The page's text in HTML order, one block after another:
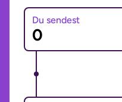
Du sendest